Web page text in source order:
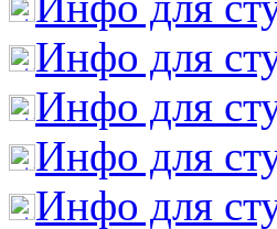
Инфо для
Инфо для
Инфо для
Инфо для